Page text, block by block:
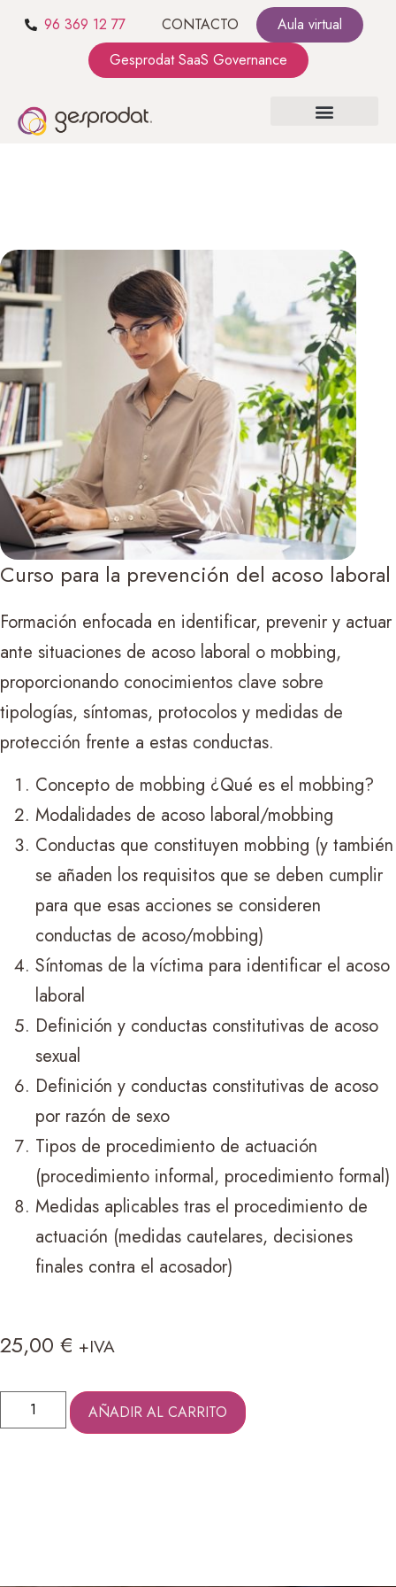
96 369 12 77 CONTACTO
Aula virtual
Gesprodat SaaS Governance
Curso para la prevención del acoso laboral
Formación enfocada en identificar, prevenir y actuar
ante situaciones de acoso laboral o mobbing,
proporcionando conocimientos clave sobre
tipologías, síntomas, protocolos y medidas de
protección frente a estas conductas.
Concepto de mobbing ¿Qué es el mobbing?
Modalidades de acoso laboral/mobbing
Conductas que constituyen mobbing (y también
se añaden los requisitos que se deben cumplir
para que esas acciones se consideren
conductas de acoso/mobbing)
Síntomas de la víctima para identificar el acoso
laboral
Definición y conductas constitutivas de acoso
sexual
Definición y conductas constitutivas de acoso
por razón de sexo
Tipos de procedimiento de actuación
(procedimiento informal, procedimiento formal)
Medidas aplicables tras el procedimiento de
actuación (medidas cautelares, decisiones
finales contra el acosador)
25,00 € +IVA
AÑADIR AL CARRITO